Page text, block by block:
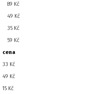
89 Kč
49 Kč
35 Kč
59 Kč
cena
33 Kč
49 Kč
15 Kč